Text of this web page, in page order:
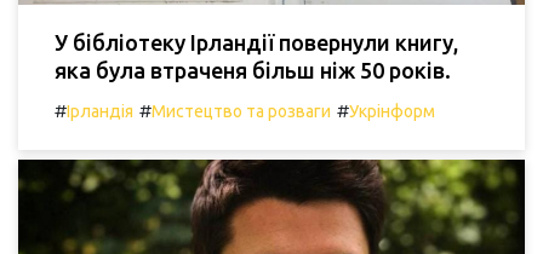
У бібліотеку Ірландії повернули книгу,
яка була втраченя більш ніж 50 років.
#Ірландія #Мистецтво та розваги #Укрінформ